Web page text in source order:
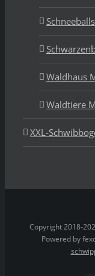
Waldhaus
Waldtiere
XXL-
Copyright 2018-
Powered by